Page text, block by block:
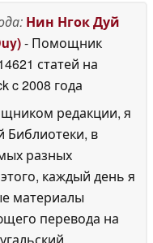
Нин Нгок Дуй
- Помощник
статей на
c 2008 года
редакции, я
Библиотеки, в
разных
каждый день я
материалы
перевода на